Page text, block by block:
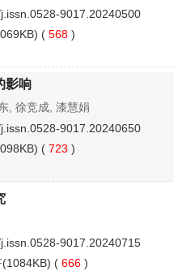
9017.20240500
( 568 )
影响
, 徐竞成, 漆慧娟
9017.20240650
( 723 )
9017.20240715
(1084KB) ( 666 )